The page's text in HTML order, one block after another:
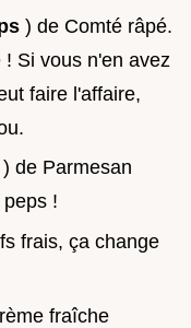
) de Comté râpé.
Si vous n'en avez
faire l'affaire,
) de Parmesan
!
frais, ça change
fraîche